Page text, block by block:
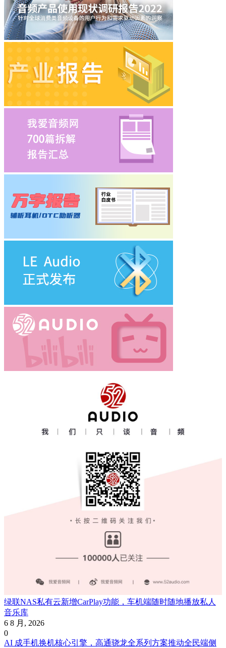
绿联NAS私有云新增CarPlay功能，车机端随时随地播放私人
音乐库
6 8 月, 2026
0
AI 成手机换机核心引擎，高通骁龙全系列方案推动全民端侧